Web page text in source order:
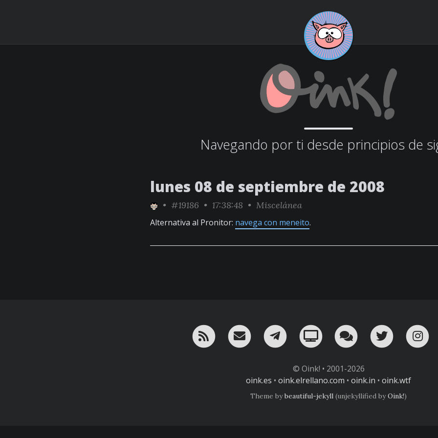
Navegando por ti desde principios de
lunes 08 de septiembre de 2008
• #19186 • 17:38:48 • Miscelánea
Alternativa al Pronitor: navega con meneito.
RSS ¡Mándame un email!
¡Nuestro canal en Telegram!
Oink! TV Charla conTwitter
© Oink! • 2001-2026
oink.es • oink.elrellano.com • oink.in • oink.wtf
Theme bybeautiful-jekyll (unjekyllified byOink!)